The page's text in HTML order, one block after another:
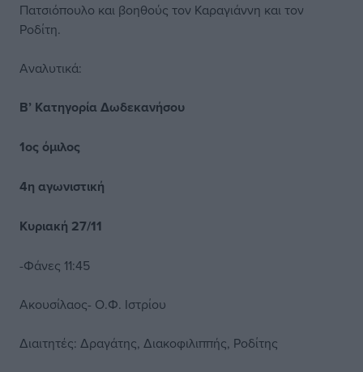
Πατσιόπουλο και βοηθούς τον Καραγιάννη και τον
Ροδίτη.
Αναλυτικά:
Β’ Κατηγορία Δωδεκανήσου
1ος όμιλος
4η αγωνιστική
Κυριακή 27/11
-Φάνες 11:45
Ακουσίλαος- Ο.Φ. Ιστρίου
Διαιτητές: Δραγάτης, Διακοφιλιππής, Ροδίτης